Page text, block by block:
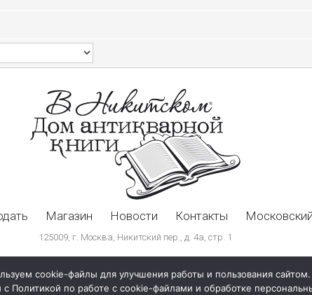
Магазин Новости Контакты
125009, г. Москва, Никитский пер., д. 4а, стр. 1
cookie-файлы для улучшения работы и пользования сайтом.
Политикой по работе с cookie-файлами и обработке